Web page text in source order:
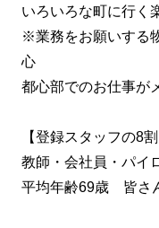
いろいろな町に行く
※業務をお願いする
心
都心部でのお仕事が
【登録スタッフの8
教師・会社員・パイ
平均年齢69歳 皆さ